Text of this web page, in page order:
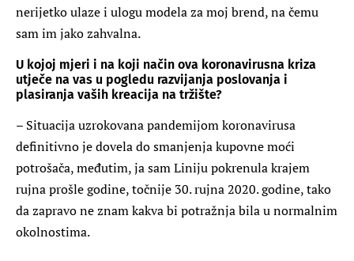
nerijetko ulaze i ulogu modela za moj brend, na čemu
sam im jako zahvalna.
U kojoj mjeri i na koji način ova koronavirusna kriza
utječe na vas u pogledu razvijanja poslovanja i
plasiranja vaših kreacija na tržište?
– Situacija uzrokovana pandemijom koronavirusa
definitivno je dovela do smanjenja kupovne moći
potrošača, međutim, ja sam Liniju pokrenula krajem
rujna prošle godine, točnije 30. rujna 2020. godine, tako
da zapravo ne znam kakva bi potražnja bila u normalnim
okolnostima.